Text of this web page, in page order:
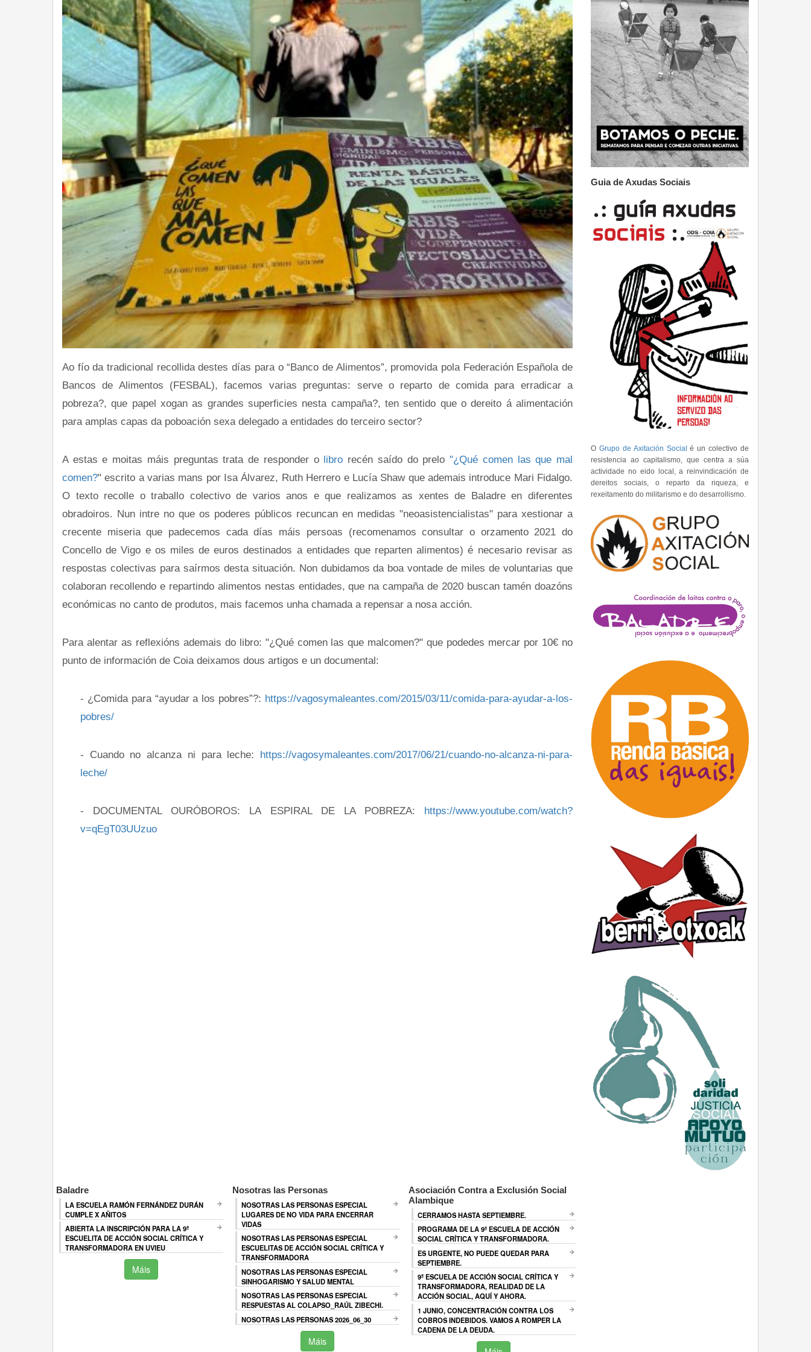
Ao fío da tradicional recollida destes días para o “Banco de Alimentos”, promovida pola Federación Española de
Bancos de Alimentos (FESBAL), facemos varias preguntas: serve o reparto de comida para erradicar a
pobreza?, que papel xogan as grandes superficies nesta campaña?, ten sentido que o dereito á alimentación
para amplas capas da poboación sexa delegado a entidades do terceiro sector?
A estas e moitas máis preguntas trata de responder o libro recén saído do prelo"¿Qué comen las que mal
comen?" escrito a varias mans por Isa Álvarez, Ruth Herrero e Lucía Shaw que ademais introduce Mari Fidalgo.
O texto recolle o traballo colectivo de varios anos e que realizamos as xentes de Baladre en diferentes
obradoiros. Nun intre no que os poderes públicos recuncan en medidas "neoasistencialistas" para xestionar a
crecente miseria que padecemos cada días máis persoas (recomenamos consultar o orzamento 2021 do
Concello de Vigo e os miles de euros destinados a entidades que reparten alimentos) é necesario revisar as
respostas colectivas para saírmos desta situación. Non dubidamos da boa vontade de miles de voluntarias que
colaboran recollendo e repartindo alimentos nestas entidades, que na campaña de 2020 buscan tamén doazóns
económicas no canto de produtos, mais facemos unha chamada a repensar a nosa acción.
Para alentar as reflexións ademais do libro: "¿Qué comen las que malcomen?" que podedes mercar por 10€ no
punto de información de Coia deixamos dous artigos e un documental:
- ¿Comida para “ayudar a los pobres”?: https://vagosymaleantes.com/2015/03/11/comida-para-ayudar-a-los-
pobres/
- Cuando no alcanza ni para leche: https://vagosymaleantes.com/2017/06/21/cuando-no-alcanza-ni-para-
leche/
- DOCUMENTAL OURÓBOROS: LA ESPIRAL DE LA POBREZA: https://www.youtube.com/watch?
v=qEgT03UUzuo
Guia de Axudas Sociais
O Grupo de Axitación Social é un colectivo de
resistencia ao capitalismo, que centra a súa
actividade no eido local, a reinvindicación de
dereitos sociais, o reparto da riqueza, e
rexeitamento do militarismo e do desarrollismo.
Baladre
LA ESCUELA RAMÓN FERNÁNDEZ DURÁN
CUMPLE X AÑITOS
ABIERTA LA INSCRIPCIÓN PARA LA 9ª
ESCUELITA DE ACCIÓN SOCIAL CRÍTICA Y
TRANSFORMADORA EN UVIEU
Máis
Nosotras las Personas
NOSOTRAS LAS PERSONAS ESPECIAL
LUGARES DE NO VIDA PARA ENCERRAR
VIDAS
NOSOTRAS LAS PERSONAS ESPECIAL
ESCUELITAS DE ACCIÓN SOCIAL CRÍTICA Y
TRANSFORMADORA
NOSOTRAS LAS PERSONAS ESPECIAL
SINHOGARISMO Y SALUD MENTAL
NOSOTRAS LAS PERSONAS ESPECIAL
RESPUESTAS AL COLAPSO_RAÚL ZIBECHI.
NOSOTRAS LAS PERSONAS 2026_06_30
Máis
Asociación Contra a Exclusión Social
Alambique
CERRAMOS HASTA SEPTIEMBRE.
PROGRAMA DE LA 9ª ESCUELA DE ACCIÓN
SOCIAL CRÍTICA Y TRANSFORMADORA.
ES URGENTE, NO PUEDE QUEDAR PARA
SEPTIEMBRE.
9ª ESCUELA DE ACCIÓN SOCIAL CRÍTICA Y
TRANSFORMADORA, REALIDAD DE LA
ACCIÓN SOCIAL, AQUÍ Y AHORA.
1 JUNIO, CONCENTRACIÓN CONTRA LOS
COBROS INDEBIDOS. VAMOS A ROMPER LA
CADENA DE LA DEUDA.